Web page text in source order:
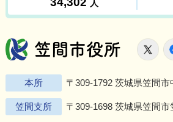
笠間市
X
本所 〒309-1792 茨城県笠間
笠間支所 〒309-1698 茨城県笠間